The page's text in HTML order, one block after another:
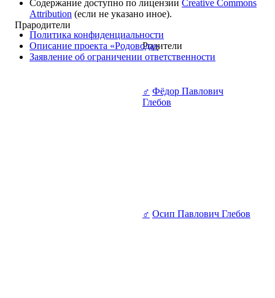
Прародители
Родители
♂ Фёдор Павлович
Глебов
♂ Осип Павлович Глебов
Содержание доступно по лицензии Creative Commons
Attribution (если не указано иное).
Политика конфиденциальности
Описание проекта «Родовода»
Заявление об ограничении ответственности